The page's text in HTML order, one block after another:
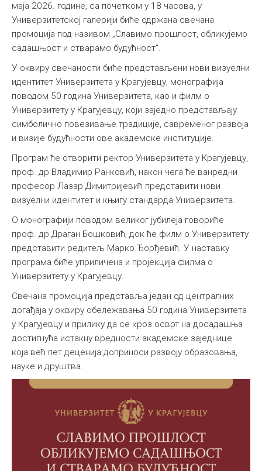
маја 2026. године, са почетком у 18 часова, у
Универзитетској галерији биће одржана свечана
промоција под називом „Славимо прошлост, обликујемо
садашњост и стварамо будућност“.
У оквиру свечаности биће представљени нови визуелни
идентитет Универзитета у Крагујевцу, монографија
поводом 50 година Универзитета, као и филм о
Универзитету у Крагујевцу, који заједно представљају
симболично повезивање традиције, савременог развоја
и визије будућности ове академске институције.
Програм ће отворити ректор Универзитета у Крагујевцу,
проф. др Владимир Ранковић, након чега ће ванредни
професор Лазар Димитријевић представити нови
визуелни идентитет и књигу стандарда Универзитета.
О монографији поводом великог јубилеја говориће
проф. др Драган Бошковић, док ће филм о Универзитету
представити редитељ Марко Ђорђевић. У наставку
програма биће уприличена и пројекција филма о
Универзитету у Крагујевцу.
Свечана промоција представља један од централних
догађаја у оквиру обележавања 50 година Универзитета
у Крагујевцу и прилику да се кроз осврт на досадашња
достигнућа истакну вредности академске заједнице
која већ пет деценија доприноси развоју образовања,
науке и друштва.